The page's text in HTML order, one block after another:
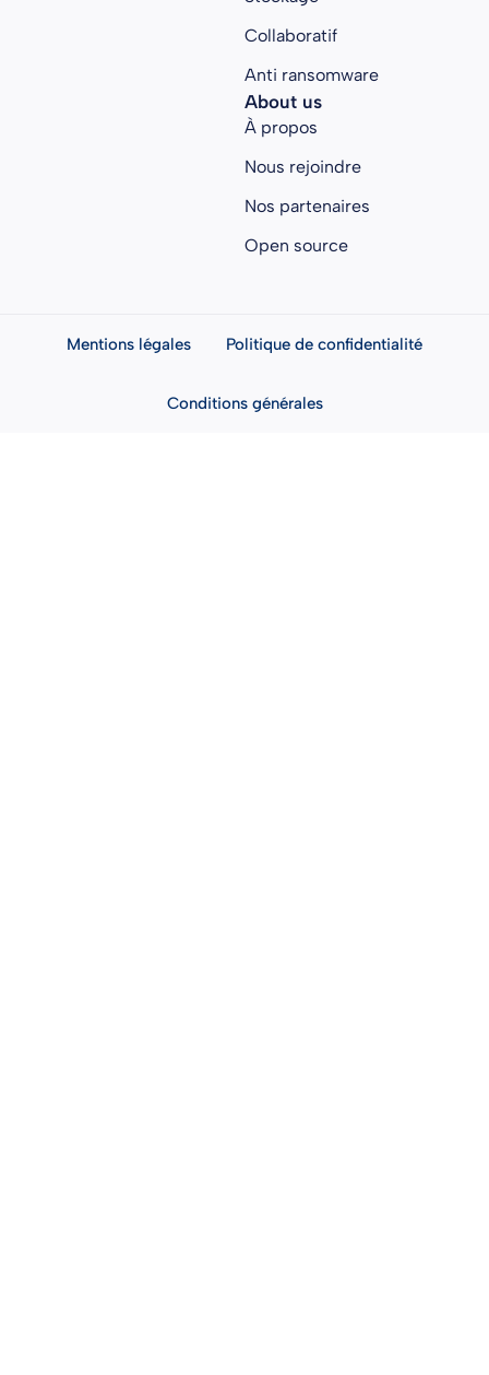
Collaboratif
Anti ransomware
About us
À propos
Nous rejoindre
Nos partenaires
Open source
Mentions légales Politique de confidentialité
Conditions générales